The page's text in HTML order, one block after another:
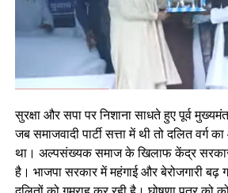
सुरक्षा और सपा पर निशाना साधते हुए पूर्व
जब समाजवादी पार्टी सत्ता में थी तो दलित वर्ग
था। अल्पसंख्यक समाज के खिलाफ केंद्र
है। भाजपा सरकार में महंगाई और बेरोजगारी बढ़ गई